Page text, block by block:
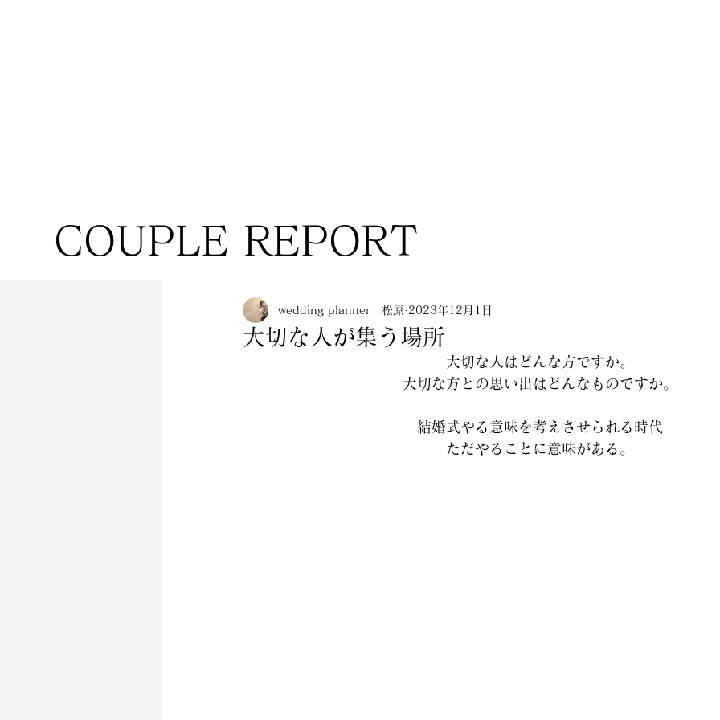
COUPLE REPORT
大切な人が集う場所
wedding planner 松原 2023年12月1日
大切な人はどんな方ですか。
大切な方との思い出はどんなものですか。
結婚式やる意味を考えさせられる時代
ただやることに意味がある。